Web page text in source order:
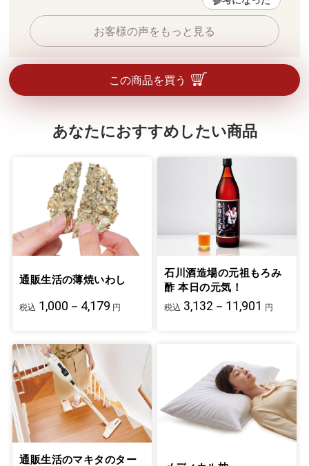
お客様の声をもっと見る
この商品を買う
あなたにおすすめしたい商品
通販生活の薄焼いわし
税込 1,000－4,179 円
石川酒造場の元祖もろみ
酢 本日の元気！
税込 3,132－11,901 円
通販生活のマキタのター